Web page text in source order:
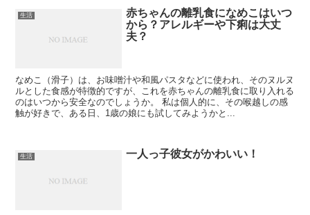
生活
赤ちゃんの離乳食になめこはいつ
から？アレルギーや下痢は大丈
夫？
なめこ（滑子）は、お味噌汁や和風パスタなどに使われ、そのヌルヌ
ルとした食感が特徴的ですが、これを赤ちゃんの離乳食に取り入れる
のはいつから安全なのでしょうか。 私は個人的に、その喉越しの感
触が好きで、ある日、1歳の娘にも試してみようかと...
生活 一人っ子彼女がかわいい！